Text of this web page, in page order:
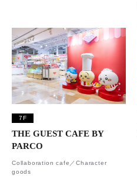
7F
THE GUEST CAFE BY
PARCO
Collaboration cafe／Character
goods